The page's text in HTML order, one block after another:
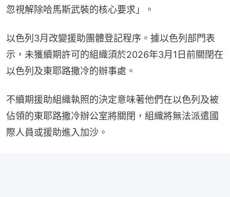
忽視解除哈馬斯武裝的核心要求」。
以色列3月改變援助團體登記程序。據以色列部門表
示，未獲續期許可的組織須於2026年3月1日前關閉在
以色列及東耶路撒冷的辦事處。
不續期援助組織執照的決定意味著他們在以色列及被
佔領的東耶路撒冷辦公室將關閉，組織將無法派遣國
際人員或援助進入加沙。